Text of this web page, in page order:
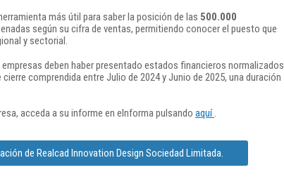
más útil para saber la posición de las 500.000
según su cifra de ventas, permitiendo conocer el puesto que
y sectorial.
deben haber presentado estados financieros normalizados
comprendida entre Julio de 2024 y Junio de 2025, una duración
acceda a su informe en eInforma pulsando aquí.
de Realcad Innovation Design Sociedad Limitada.